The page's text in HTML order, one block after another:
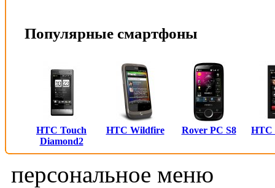
Популярные смартфоны
HTC Touch
Diamond2
HTC Wildfire Rover PC S8 HTC
персональное меню